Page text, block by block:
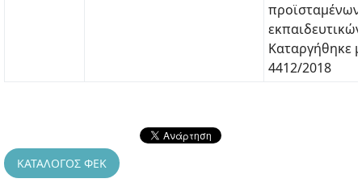
Καταργήθηκε
4412/2018
ΚΑΤΑΛΟΓΟΣ ΦΕΚ